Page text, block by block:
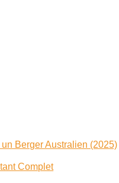
Berger Australien (2025)
Complet